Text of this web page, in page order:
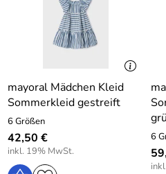
mayoral Mädchen Kleid
Sommerkleid gestreift
6 Größen
42,50 €
inkl. 19% MwSt.
6